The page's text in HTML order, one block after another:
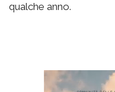
qualche anno.